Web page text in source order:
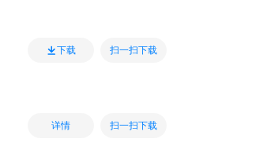
下载 扫一扫下载
详情 扫一扫下载